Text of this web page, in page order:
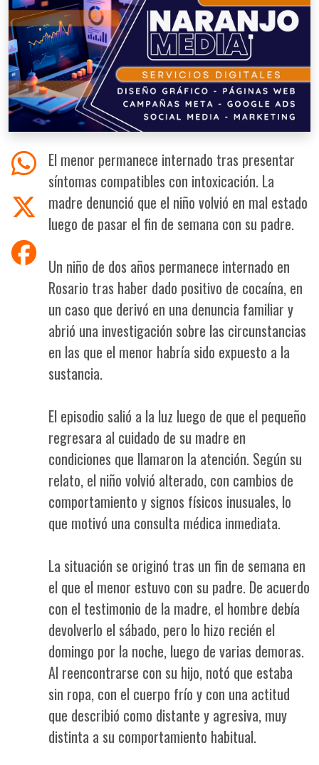
El menor permanece internado tras presentar
síntomas compatibles con intoxicación. La
madre denunció que el niño volvió en mal estado
luego de pasar el fin de semana con su padre.
Un niño de dos años permanece internado en
Rosario tras haber dado positivo de cocaína, en
un caso que derivó en una denuncia familiar y
abrió una investigación sobre las circunstancias
en las que el menor habría sido expuesto a la
sustancia.
El episodio salió a la luz luego de que el pequeño
regresara al cuidado de su madre en
condiciones que llamaron la atención. Según su
relato, el niño volvió alterado, con cambios de
comportamiento y signos físicos inusuales, lo
que motivó una consulta médica inmediata.
La situación se originó tras un fin de semana en
el que el menor estuvo con su padre. De acuerdo
con el testimonio de la madre, el hombre debía
devolverlo el sábado, pero lo hizo recién el
domingo por la noche, luego de varias demoras.
Al reencontrarse con su hijo, notó que estaba
sin ropa, con el cuerpo frío y con una actitud
que describió como distante y agresiva, muy
distinta a su comportamiento habitual.